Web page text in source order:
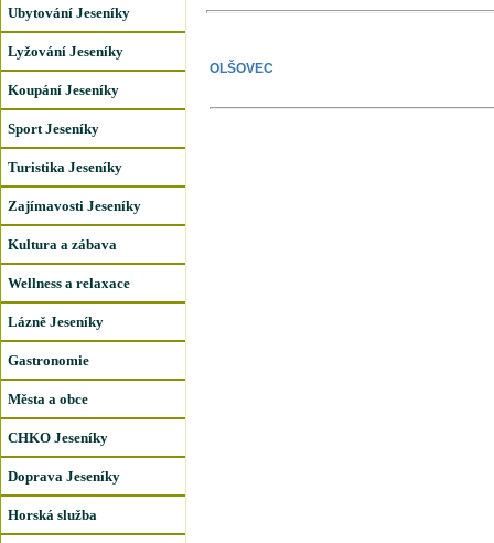
Ubytování Jeseníky
Lyžování Jeseníky
Koupání Jeseníky
Sport Jeseníky
Turistika Jeseníky
Zajímavosti Jeseníky
Kultura a zábava
Wellness a relaxace
Lázně Jeseníky
Gastronomie
Města a obce
CHKO Jeseníky
Doprava Jeseníky
Horská služba
OLŠOVEC